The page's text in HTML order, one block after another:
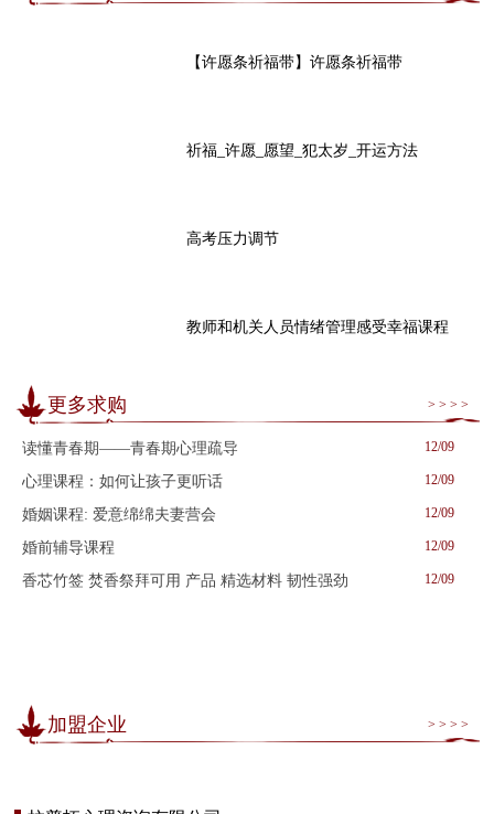
【许愿条祈福带】许愿条祈福带
祈福_许愿_愿望_犯太岁_开运方法
高考压力调节
教师和机关人员情绪管理感受幸福课程
更多求购 > > > >
读懂青春期——青春期心理疏导 12/09
心理课程：如何让孩子更听话 12/09
婚姻课程: 爱意绵绵夫妻营会 12/09
婚前辅导课程 12/09
香芯竹签 焚香祭拜可用 产品 精选材料 韧性强劲 12/09
加盟企业 > > > >